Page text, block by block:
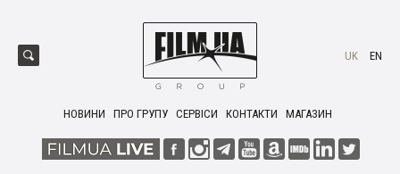
НОВИНИ ПРО ГРУПУ СЕРВІСИ КОНТАКТИ МАГАЗИН
UK EN